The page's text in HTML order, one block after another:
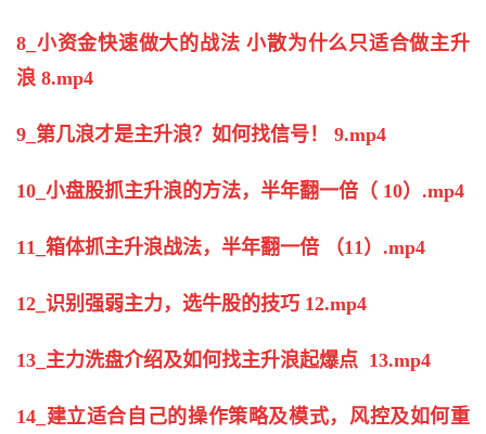
8_小资金快速做大的战法 小散为什么只适合做主升
浪 8.mp4
9_第几浪才是主升浪？如何找信号！ 9.mp4
10_小盘股抓主升浪的方法，半年翻一倍（ 10）.mp4
11_箱体抓主升浪战法，半年翻一倍 （11）.mp4
12_识别强弱主力，选牛股的技巧 12.mp4
13_主力洗盘介绍及如何找主升浪起爆点 13.mp4
14_建立适合自己的操作策略及模式，风控及如何重